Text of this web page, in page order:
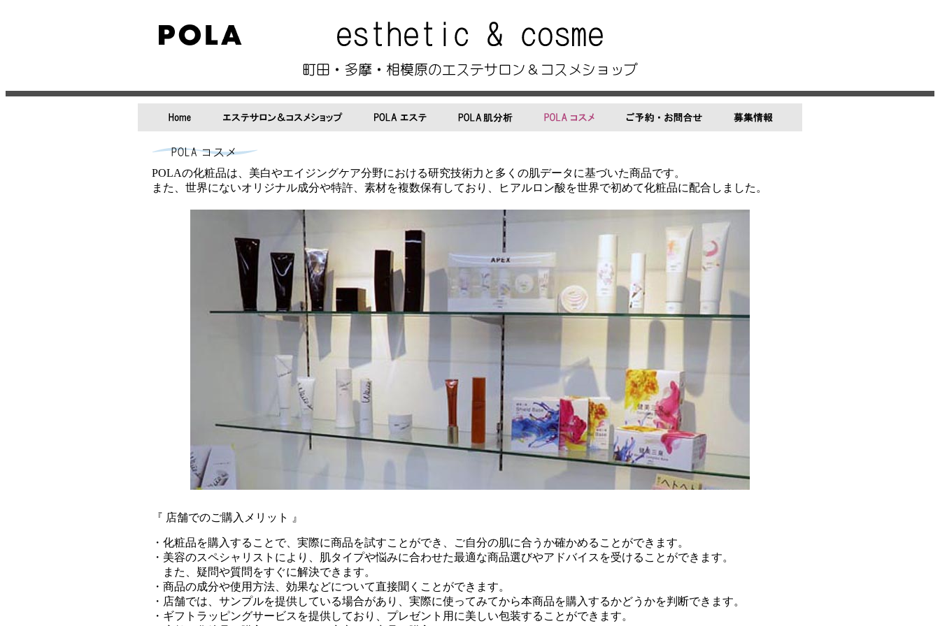
POLAの化粧品は、美白やエイジングケア分野における研究技術力と多くの肌データに基づいた商品です。
また、世界にないオリジナル成分や特許、素材を複数保有しており、ヒアルロン酸を世界で初めて化粧品に配合しました。
『 店舗でのご購入メリット 』
・化粧品を購入することで、実際に商品を試すことができ、ご自分の肌に合うか確かめることができます。
・美容のスペシャリストにより、肌タイプや悩みに合わせた最適な商品選びやアドバイスを受けることができます。
また、疑問や質問をすぐに解決できます。
・商品の成分や使用方法、効果などについて直接聞くことができます。
・店舗では、サンプルを提供している場合があり、実際に使ってみてから本商品を購入するかどうかを判断できます。
・ギフトラッピングサービスを提供しており、プレゼント用に美しい包装することができます。